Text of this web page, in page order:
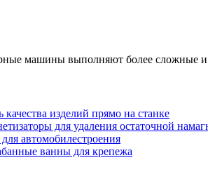
машины выполняют более сложные
изделий прямо на станке
для удаления остаточной
автомобилестроения
ванны для крепежа